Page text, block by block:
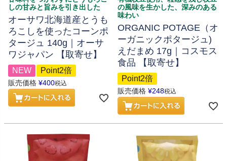
しの甘みと旨みを引き出した
オーサワ北海道産とうも
ろこしを使ったコーンポ
タージュ 140g｜オーサ
ワジャパン 【取寄せ】
NEW Point2倍
販売価格 ¥400税込
の風味を生かした、深みのある
味わい
ORGANIC POTAGE（オ
ーガニックポタージュ)
えだまめ 17g｜コスモス
食品 【取寄せ】
Point2倍
販売価格 ¥248税込